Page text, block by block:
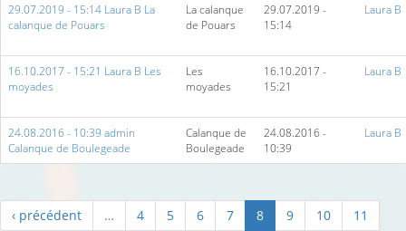
29.07.2019 - 15:14 Laura B La
calanque de Pouars
La calanque
de Pouars
29.07.2019 -
15:14
Laura B
16.10.2017 - 15:21 Laura B Les
moyades
Les
moyades
16.10.2017 -
15:21
Laura B
24.08.2016 - 10:39 admin
Calanque de Boulegeade
Calanque de
Boulegeade
24.08.2016 -
10:39
Laura B
‹ précédent … 4 5 6 7 8 9 10 11